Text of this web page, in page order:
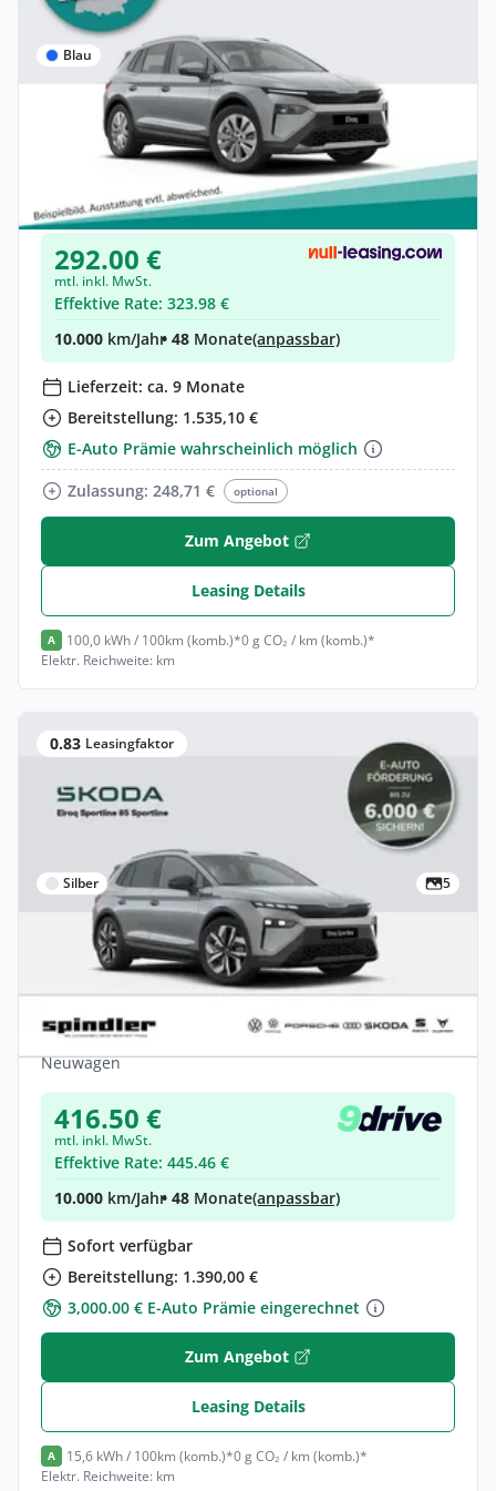
Blau
Privat & Gewerbe
Skoda Elroq 61 kWh Essence (190 PS)
190 PS (140 kW)
Neuwagen
292.00 €
mtl. inkl. MwSt.
Effektive Rate: 323.98 €
10.000 km/Jahr• 48 Monate(anpassbar)
Lieferzeit: ca. 9 Monate
Bereitstellung: 1.535,10 €
E-Auto Prämie wahrscheinlich möglich
Zulassung: 248,71 €
optional
Zum Angebot
Leasing Details
A 100,0 kWh / 100km (komb.)*0 g CO₂ / km (komb.)*
Elektr. Reichweite: km
0.83 Leasingfaktor
Silber 5
Privat
Skoda Elroq Sportline 85 (82 kWh) 210 kW
Elektro •Automatik •
285 PS (210 kW)
Neuwagen
416.50 €
mtl. inkl. MwSt.
Effektive Rate: 445.46 €
10.000 km/Jahr• 48 Monate(anpassbar)
Sofort verfügbar
Bereitstellung: 1.390,00 €
3,000.00 € E-Auto Prämie eingerechnet
Zum Angebot
Leasing Details
A 15,6 kWh / 100km (komb.)*0 g CO₂ / km (komb.)*
Elektr. Reichweite: km